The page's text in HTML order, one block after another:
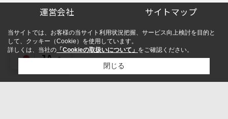
JA
運営会社 サイトマップ
当サイトでは、お客様の当サイト利用状況把握、サービス向上検討を目的と
して、クッキー（Cookie）を使用しています。
詳しくは、当社の 「Cookieの取扱いについて」 をご確認ください。
閉じる